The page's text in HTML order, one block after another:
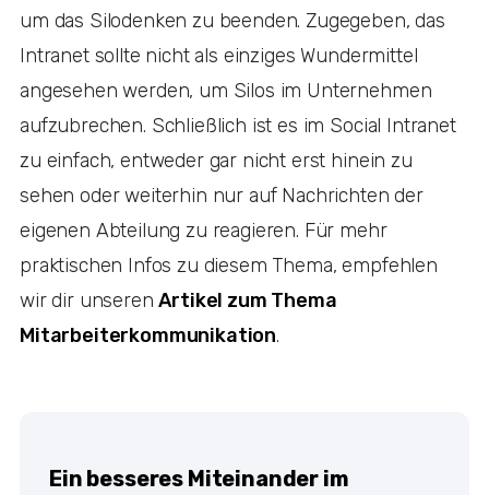
um das Silodenken zu beenden. Zugegeben, das
Intranet sollte nicht als einziges Wundermittel
angesehen werden, um Silos im Unternehmen
aufzubrechen. Schließlich ist es im Social Intranet
zu einfach, entweder gar nicht erst hinein zu
sehen oder weiterhin nur auf Nachrichten der
eigenen Abteilung zu reagieren. Für mehr
praktischen Infos zu diesem Thema, empfehlen
wir dir unserenArtikel zum Thema
Mitarbeiterkommunikation.
Ein besseres Miteinander im